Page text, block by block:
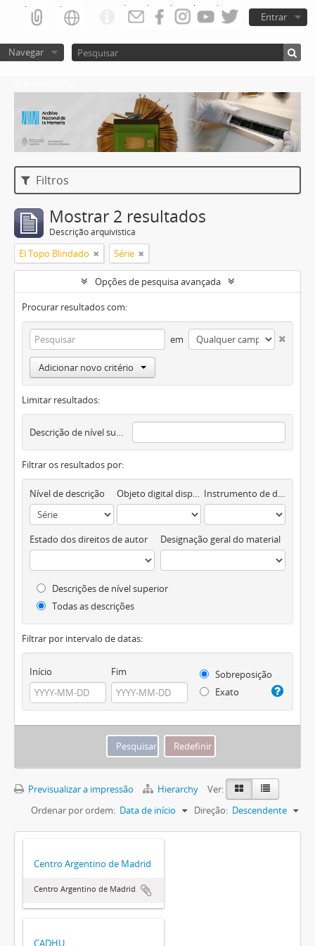
Entrar
Navegar
Filtros
Mostrar 2 resultados
Descrição arquivística
El Topo Blindado Série
Opções de pesquisa avançada
Procurar resultados com:
em
Adicionar novo critério
Limitar resultados:
Descrição de nível superior
Filtrar os resultados por:
Nível de descrição Objeto digital disponível Instrumento de descrição documental
Estado dos direitos de autor Designação geral do material
Descrições de nível superior
Todas as descrições
Filtrar por intervalo de datas:
Início Fim
Sobreposição
Exato
Previsualizar a impressão Hierarchy
Ver:
Ordenar por ordem: Data de início Direção: Descendente
Centro Argentino de Madrid
Centro Argentino de Madrid
CADHU